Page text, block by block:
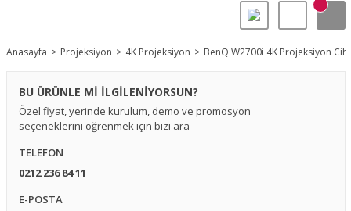
Anasayfa Projeksiyon 4K Projeksiyon BenQ W2700i 4K Projeksiyon
BU ÜRÜNLE Mİ İLGİLENİYORSUN?
Özel fiyat, yerinde kurulum, demo ve promosyon
seçeneklerini öğrenmek için bizi ara
TELEFON
0212 236 84 11
E-POSTA